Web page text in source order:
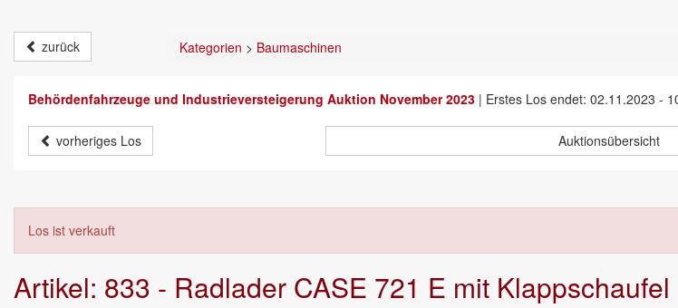
zurück Kategorien > Baumaschinen
Behördenfahrzeuge und Industrieversteigerung Auktion November 2023 | Erstes Los endet: 02.11.2023 -
vorheriges Los Auktionsübersicht
Los ist verkauft
Artikel: 833 - Radlader CASE 721 E mit Klappschaufel